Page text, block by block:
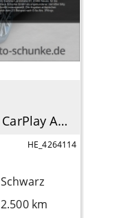
1.2 Edition LED ACC Apple CarPlay Android Auto DAB Spurhalteass.
HE_4264114
Schwarz
2.500 km